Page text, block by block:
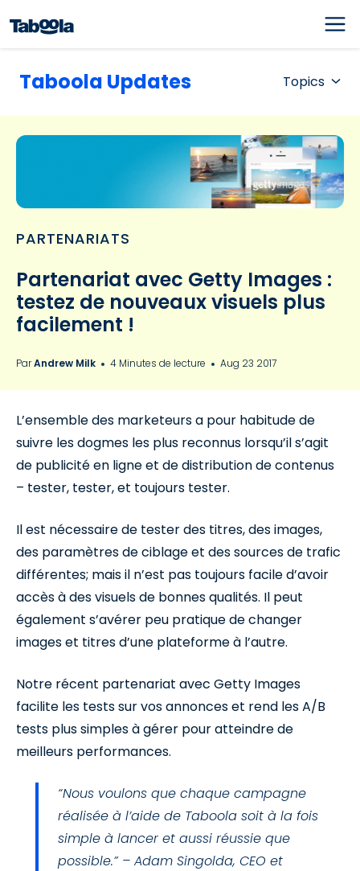
Taboola Updates Topics
PARTENARIATS
Partenariat avec Getty Images :
testez de nouveaux visuels plus
facilement !
ParAndrew Milk 4 Minutes de lecture Aug 23 2017
L’ensemble des marketeurs a pour habitude de
suivre les dogmes les plus reconnus lorsqu’il s’agit
de publicité en ligne et de distribution de contenus
– tester, tester, et toujours tester.
Il est nécessaire de tester des titres, des images,
des paramètres de ciblage et des sources de trafic
différentes; mais il n’est pas toujours facile d’avoir
accès à des visuels de bonnes qualités. Il peut
également s’avérer peu pratique de changer
images et titres d’une plateforme à l’autre.
Notre récent partenariat avec Getty Images
facilite les tests sur vos annonces et rend les A/B
tests plus simples à gérer pour atteindre de
meilleurs performances.
“Nous voulons que chaque campagne
réalisée à l’aide de Taboola soit à la fois
simple à lancer et aussi réussie que
possible.” – Adam Singolda, CEO et